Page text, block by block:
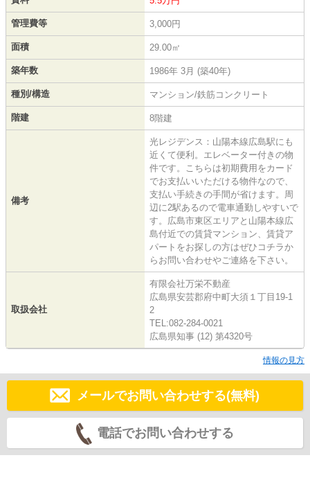
管理費等 3,000円
面積 29.00㎡
築年数 1986年 3月 (築40年)
種別/構造 マンション/鉄筋コンクリート
階建 8階建
備考
光レジデンス：山陽本線広島駅にも
近くて便利。エレベーター付きの物
件です。こちらは初期費用をカード
でお支払いいただける物件なので、
支払い手続きの手間が省けます。周
辺に2駅あるので電車通勤しやすいで
す。広島市東区エリアと山陽本線広
島付近での賃貸マンション、賃貸ア
パートをお探しの方はぜひコチラか
らお問い合わせやご連絡を下さい。
取扱会社
有限会社万栄不動産
広島県安芸郡府中町大須１丁目19-1
2
TEL:082-284-0021
広島県知事 (12) 第4320号
情報の見方
メールでお問い合わせする(無料)
電話でお問い合わせする